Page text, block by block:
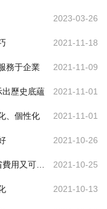
2023-03-26
2021-11-18
務于企業 2021-11-09
出歷史底蘊 2021-11-01
、個性化 2021-11-01
2021-10-26
2021-10-25
2021-10-13